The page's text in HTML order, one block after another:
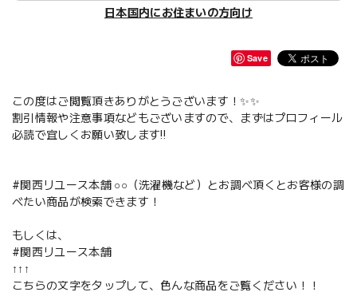
日本国内にお住まいの方向け
Save
この度はご閲覧頂きありがとうございます！✨✨
割引情報や注意事項などもございますので、まずはプロフィール
必読で宜しくお願い致します‼️
#関西リユース本舗 ○○（洗濯機など）とお調べ頂くとお客様の調
べたい商品が検索できます！
もしくは、
#関西リユース本舗
↑↑↑
こちらの文字をタップして、色んな商品をご覧ください！！